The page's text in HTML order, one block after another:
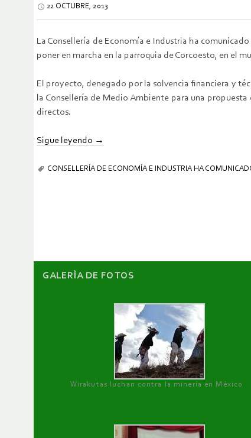
22 OCTUBRE, 2013
La Consellería de Economía e Industria ha
poner en marcha en la parroquia de Corcoesto, en el
El proyecto, denegado por la solvencia financiera y
la Consellería de Medio Ambiente para una
directos.
Sigue leyendo →
CONSELLERÍA DE ECONOMÍA E INDUSTRIA HA
GALERÌA DE FOTOS
Wirakutas luchan contra la minería en México